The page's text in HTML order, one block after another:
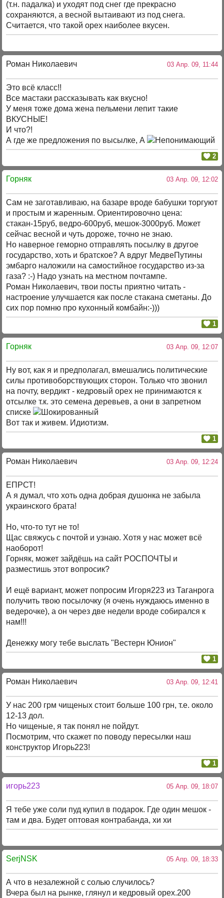
(т.н. падалка) и уходят под снег где прекрасно
сохраняются, а весной вытаивают из под снега.
Считается, что такой орех наиболее вкусен.
Роман Николаевич 03 Апр. 09, 11:44
Это всё класс!!
Все мастаки рассказывать как вкусно!
У меня тоже дома жена пельмени лепит такие
ВКУСНЫЕ!
И что?!
А где же предложения по высылке, А
2
Горняк 03 Апр. 09, 12:02
Сам не заготавливаю, на базаре вроде бабушки торгуют
и простым и жаренным. Ориентировочно цена:
стакан-15руб, ведро-600руб, мешок-3000руб. Может
сейчас весной и чуть дороже, точно не знаю.
Но наверное геморно отправлять посылку в другое
государство, хоть и братское? А вдруг МедвеПутины
эмбарго наложили на самостийное государство из-за
газа? :-) Надо узнать на местном почтампе.
Роман Николаевич, твои посты приятно читать -
настроение улучшается как после стакана сметаны. До
сих пор помню про кухонный комбайн:-)))
1
Горняк 03 Апр. 09, 12:07
Ну вот, как я и предполагал, вмешались политические
силы противоборствующих сторон. Только что звонил
на почту, вердикт - кедровый орех не принимаются к
отсылке т.к. это семена деревьев, а они в запретном
списке
Вот так и живем. Идиотизм.
1
Роман Николаевич 03 Апр. 09, 12:24
ЕПРСТ!
А я думал, что хоть одна добрая душонка не забыла
украинского брата!
Но, что-то тут не то!
Щас свяжусь с почтой и узнаю. Хотя у нас может всё
наоборот!
Горняк, может зайдёшь на сайт РОСПОЧТЫ и
разместишь этот вопросик?
И ещё вариант, может попросим Игоря223 из Таганрога
получить твою посылочку (я очень нуждаюсь именно в
ведерочке), а он через две недели вроде собирался к
нам!!!
Денежку могу тебе выслать "Вестерн Юнион"
1
Роман Николаевич 03 Апр. 09, 12:41
У нас 200 грм чищеных стоит больше 100 грн, т.е. около
12-13 дол.
Но чищеные, я так понял не пойдут.
Посмотрим, что скажет по поводу пересылки наш
конструктор Игорь223!
1
игорь223 05 Апр. 09, 18:07
Я тебе уже соли пуд купил в подарок. Где один мешок -
там и два. Будет оптовая контрабанда, хи хи
SerjNSK 05 Апр. 09, 18:33
А что в незалежной с солью случилось?
Вчера был на рынке, глянул и кедровый орех.200